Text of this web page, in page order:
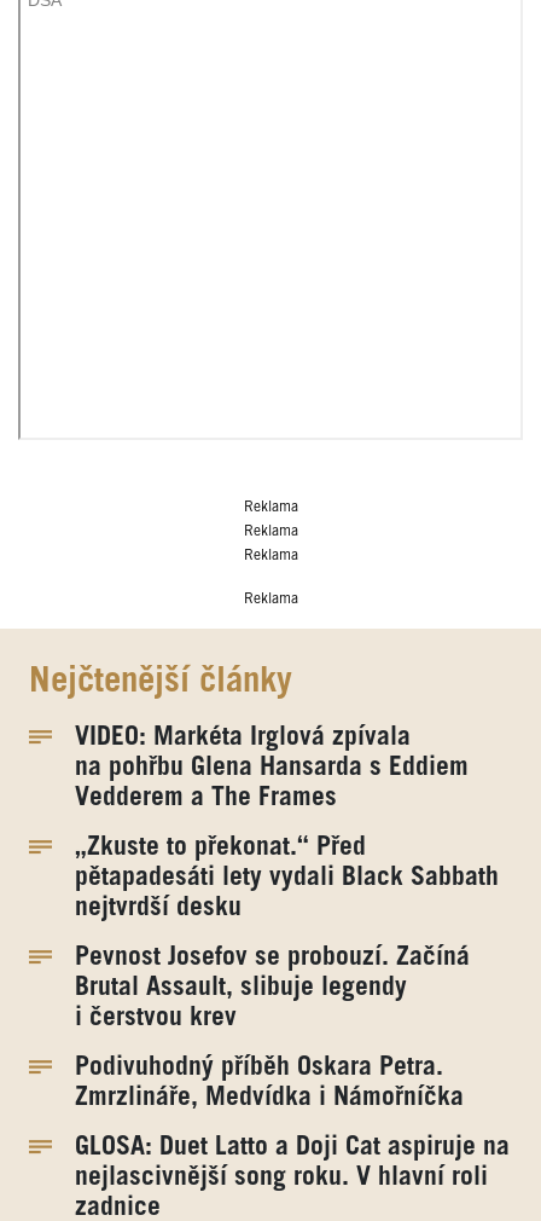
Reklama
Reklama
Reklama
Reklama
Nejčtenější články
VIDEO: Markéta Irglová zpívala
na pohřbu Glena Hansarda s Eddiem
Vedderem a The Frames
„Zkuste to překonat.“ Před
pětapadesáti lety vydali Black Sabbath
nejtvrdší desku
Pevnost Josefov se probouzí. Začíná
Brutal Assault, slibuje legendy
i čerstvou krev
Podivuhodný příběh Oskara Petra.
Zmrzlináře, Medvídka i Námořníčka
GLOSA: Duet Latto a Doji Cat aspiruje na
nejlascivnější song roku. V hlavní roli
zadnice